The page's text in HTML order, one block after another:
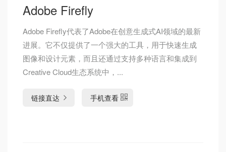
Adob​​e Firefly
Adobe Firefly代表了Adobe在创意生成式AI领域的最新
进展。它不仅提供了一个强大的工具，用于快速生成
图像和设计元素，而且还通过支持多种语言和集成到
Creative Cloud生态系统中，...
链接直达 手机查看